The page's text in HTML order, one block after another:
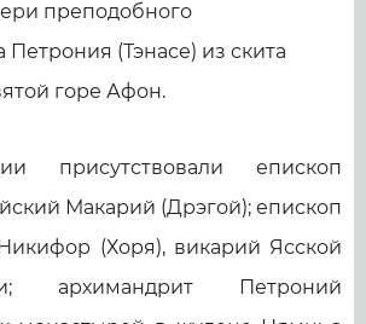
преподобного
Петрония (Тэнасе) из скита
горе Афон.
присутствовали епископ
Макарий (Дрэгой); епископ
(Хоря), викарий Ясской
архимандрит Петроний